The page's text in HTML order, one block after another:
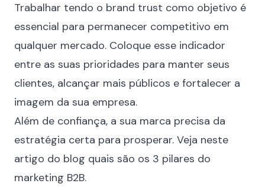
Trabalhar tendo o brand trust como objetivo é
essencial para permanecer competitivo em
qualquer mercado. Coloque esse indicador
entre as suas prioridades para manter seus
clientes, alcançar mais públicos e fortalecer a
imagem da sua empresa.
Além de confiança, a sua marca precisa da
estratégia certa para prosperar. Veja neste
artigo do blog quais são os 3 pilares do
marketing B2B.